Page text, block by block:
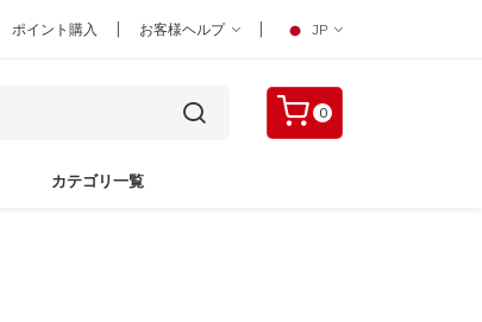
ポイント購入 | お客様ヘルプ | JP
0
カテゴリ一覧